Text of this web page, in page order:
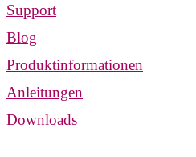
Support
Blog
Produktinformationen
Anleitungen
Downloads